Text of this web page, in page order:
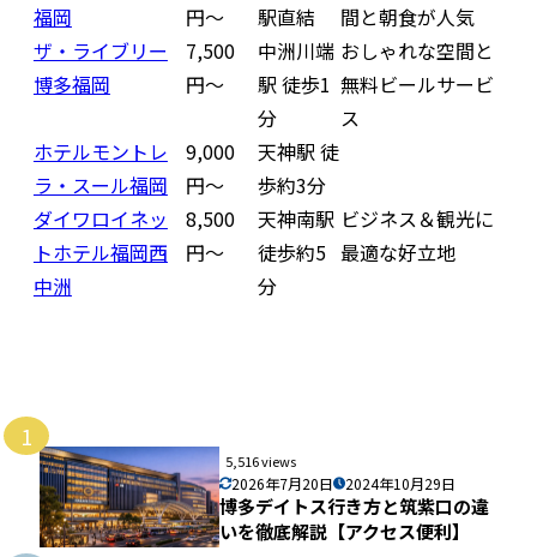
福岡
円〜
駅直結
間と朝食が人気
ザ・ライブリー
博多福岡
7,500
円〜
中洲川端
駅 徒歩1
分
おしゃれな空間と
無料ビールサービ
ス
ホテルモントレ
ラ・スール福岡
9,000
円〜
天神駅 徒
歩約3分
ダイワロイネッ
トホテル福岡西
中洲
8,500
円〜
天神南駅
徒歩約5
分
ビジネス＆観光に
最適な好立地
1
5,516 views
2026年7月20日 2024年10月29日
博多デイトス行き方と筑紫口の違
いを徹底解説【アクセス便利】